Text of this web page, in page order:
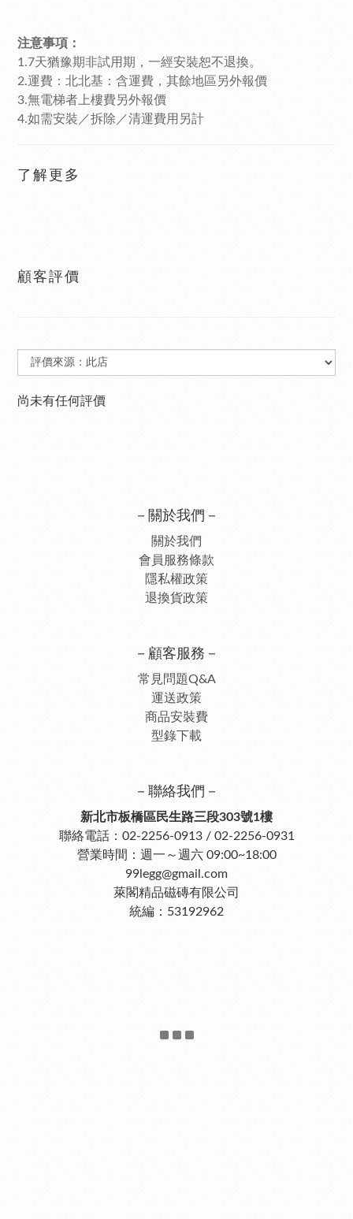
注意事項：
1.7天猶豫期非試用期，一經安裝恕不退換。
2.運費：北北基：含運費，其餘地區另外報價
3.無電梯者上樓費另外報價
4.如需安裝／拆除／清運費用另計
了解更多
顧客評價
尚未有任何評價
－關於我們－
關於我們
會員服務條款
隱私權政策
退換貨政策
－顧客服務－
常見問題Q&A
運送政策
商品安裝費
型錄下載
－聯絡我們－
新北市板橋區民生路三段303號1樓
聯絡電話：02-2256-0913 / 02-2256-0931
營業時間：週一～週六 09:00~18:00
99legg@gmail.com
萊閣精品磁磚有限公司
統編：53192962